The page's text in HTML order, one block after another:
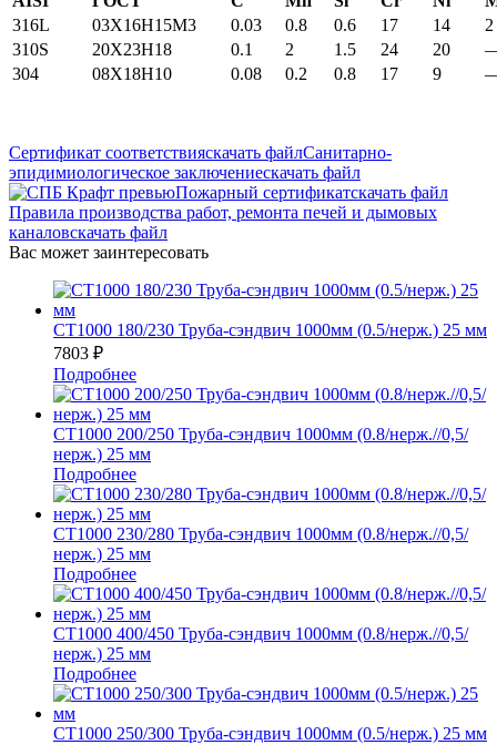
316L
03X16H15M3 0.03 0.8 0.6 17 14
2
310S
20Х23Н18 0.1 2 1.5 24 20
304
08Х18Н10 0.08 0.2 0.8 17 9
Сертификат соответствияскачать файлСанитарно-
эпидимиологическое заключениескачать файл
Пожарный сертификатскачать файл
Правила производства работ, ремонта печей и дымовых
каналовскачать файл
Вас может заинтересовать
СТ1000 180/230 Труба-сэндвич 1000мм (0.5/нерж.) 25 мм
7803 ₽
Подробнее
СТ1000 200/250 Труба-сэндвич 1000мм (0.8/нерж.//0,5/
нерж.) 25 мм
Подробнее
СТ1000 230/280 Труба-сэндвич 1000мм (0.8/нерж.//0,5/
нерж.) 25 мм
Подробнее
СТ1000 400/450 Труба-сэндвич 1000мм (0.8/нерж.//0,5/
нерж.) 25 мм
Подробнее
СТ1000 250/300 Труба-сэндвич 1000мм (0.5/нерж.) 25 мм